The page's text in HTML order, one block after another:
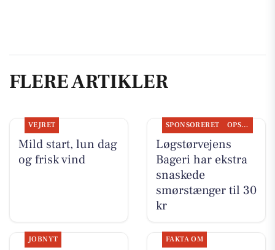
FLERE ARTIKLER
VEJRET
Mild start, lun dag
og frisk vind
SPONSORERET OPSLAGSTAVLEN
Løgstørvejens
Bageri har ekstra
snaskede
smørstænger til 30
kr
JOBNYT FAKTA OM